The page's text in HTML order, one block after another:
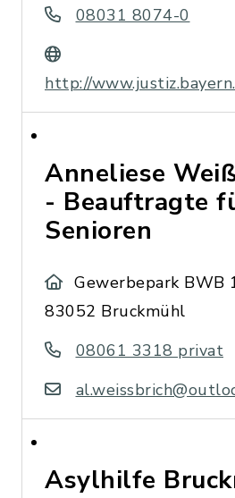
08031 8074-0
http://
Anneliese
- Beauftragte
Senioren
Gewerbepark BWB
83052 Bruckmühl
08061 3318 privat
Asylhilfe